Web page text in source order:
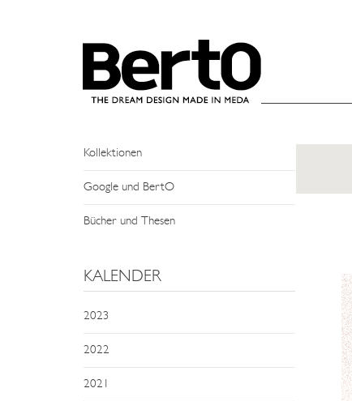
NEWS
Events und Treffen
Kollektionen
Google und BertO
Bücher und Thesen
KALENDER
2023
2022
2021